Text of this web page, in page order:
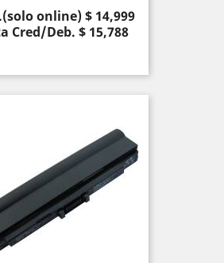
online) $ 14,999
Cred/Deb. $ 15,788